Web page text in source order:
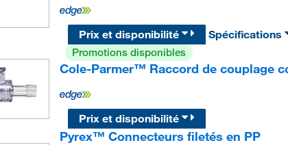
Prix et disponibilité
Spécifications
Promotions disponibles
Cole-Parmer™ Raccord de couplage
Prix et disponibilité
Pyrex™ Connecteurs filetés en PP